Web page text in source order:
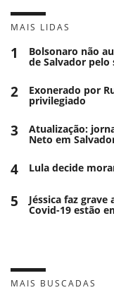
MAIS LIDAS
1 Bolsonaro não
de Salvador pelo
2 Exonerado por
privilegiado
3 Atualização:
Neto em
4 Lula decide
5 Jéssica faz
Covid-19 estão
MAIS BUSCADAS